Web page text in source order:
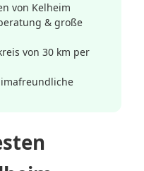
von Kelheim
& große
von 30 km per